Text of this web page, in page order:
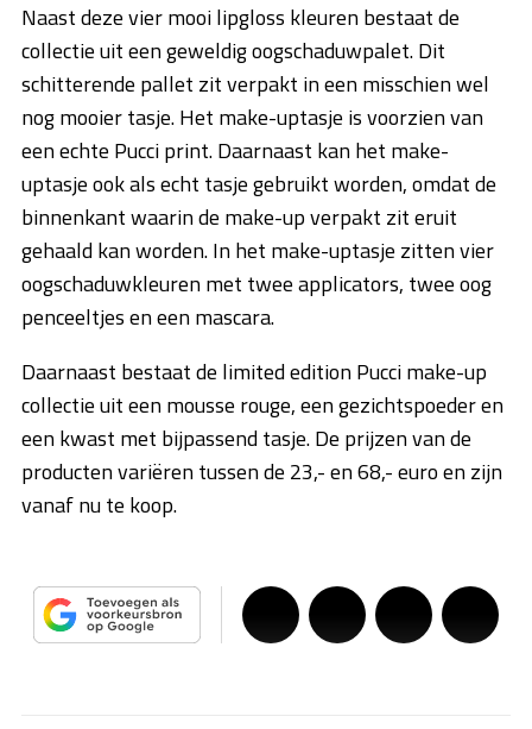
Naast deze vier mooi lipgloss kleuren bestaat de
collectie uit een geweldig oogschaduwpalet. Dit
schitterende pallet zit verpakt in een misschien wel
nog mooier tasje. Het make-uptasje is voorzien van
een echte Pucci print. Daarnaast kan het make-
uptasje ook als echt tasje gebruikt worden, omdat de
binnenkant waarin de make-up verpakt zit eruit
gehaald kan worden. In het make-uptasje zitten vier
oogschaduwkleuren met twee applicators, twee oog
penceeltjes en een mascara.
Daarnaast bestaat de limited edition Pucci make-up
collectie uit een mousse rouge, een gezichtspoeder en
een kwast met bijpassend tasje. De prijzen van de
producten variëren tussen de 23,- en 68,- euro en zijn
vanaf nu te koop.